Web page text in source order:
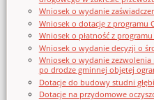
Wniosek o wydanie
Wniosek o dotację z programu
Wniosek o płatność z programu
Wniosek o wydanie decyzji o
Wniosek o wydanie
po drodze gminnej objętej
Dotacje do budowy studni
Dotacje na przydomowe